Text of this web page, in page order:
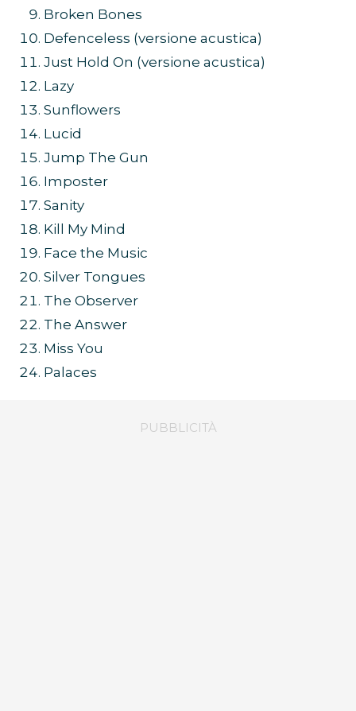
Broken Bones
Defenceless (versione acustica)
Just Hold On (versione acustica)
Lazy
Sunflowers
Lucid
Jump The Gun
Imposter
Sanity
Kill My Mind
Face the Music
Silver Tongues
The Observer
The Answer
Miss You
Palaces